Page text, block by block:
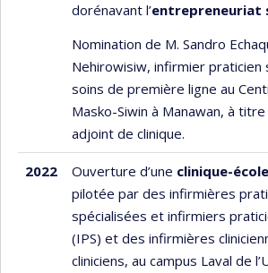
dorénavant l’entrepreneuriat
Nomination de M. Sandro
Nehirowisiw, infirmier praticien
soins de première ligne au
Masko-Siwin à Manawan, à
adjoint de clinique.
2022 Ouverture d’une clinique-
pilotée par des infirmières
spécialisées et infirmiers
(IPS) et des infirmières
cliniciens, au campus Laval de